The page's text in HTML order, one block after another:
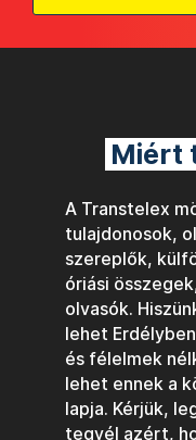
Miért
A Transtelex
tulajdonosok,
szereplők,
óriási
olvasók.
lehet
és félelmek
lehet ennek a
lapja. Kérjük,
tegyél azért,